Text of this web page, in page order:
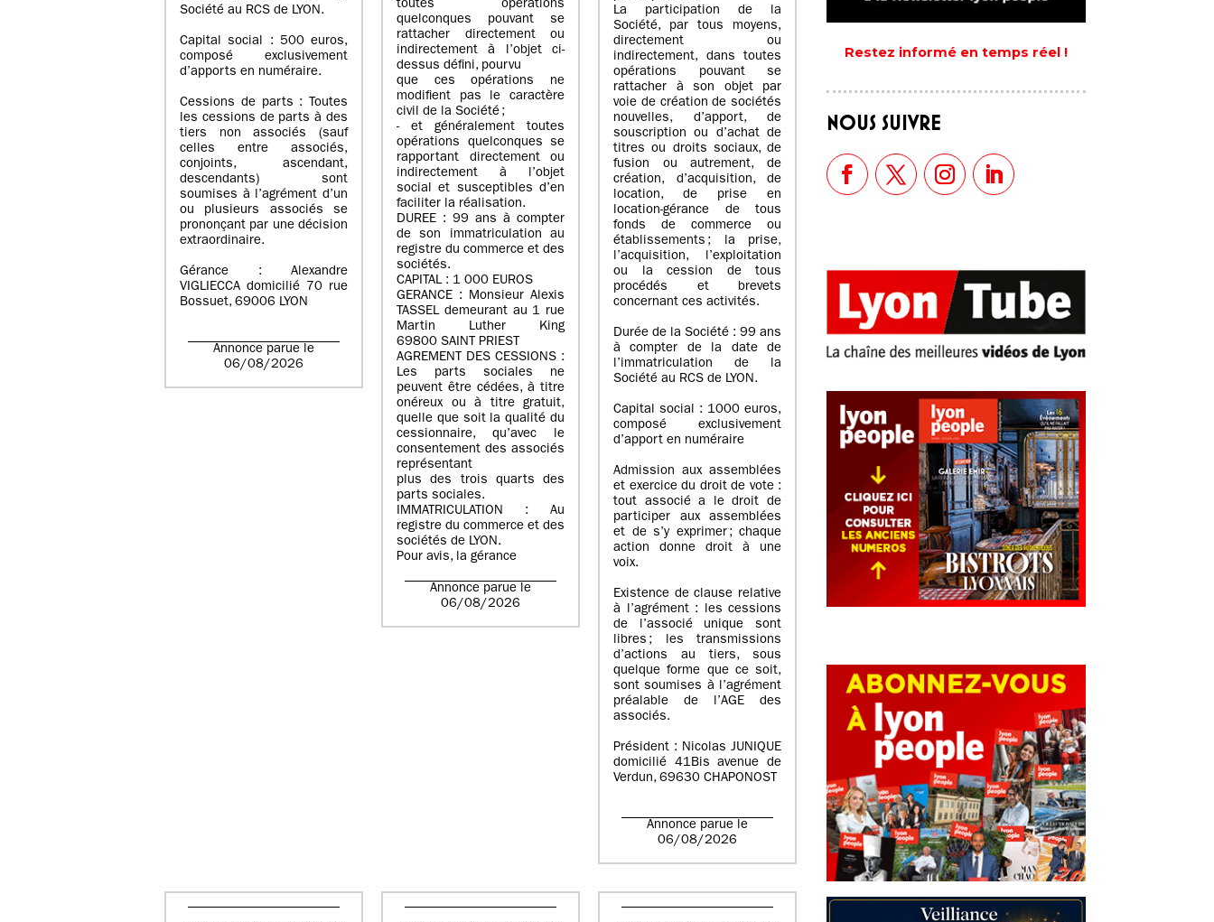
Société au RCS de LYON.
Capital social : 500 euros,
composé exclusivement
d’apports en numéraire.
Cessions de parts : Toutes
les cessions de parts à des
tiers non associés (sauf
celles entre associés,
conjoints, ascendant,
descendants) sont
soumises à l’agrément d’un
ou plusieurs associés se
prononçant par une décision
extraordinaire.
Gérance : Alexandre
VIGLIECCA domicilié 70 rue
Bossuet, 69006 LYON
Annonce parue le
06/08/2026
toutes opérations
quelconques pouvant se
rattacher directement ou
indirectement à l’objet ci-
dessus défini, pourvu
que ces opérations ne
modifient pas le caractère
civil de la Société ;
- et généralement toutes
opérations quelconques se
rapportant directement ou
indirectement à l’objet
social et susceptibles d’en
faciliter la réalisation.
DUREE : 99 ans à compter
de son immatriculation au
registre du commerce et des
sociétés.
CAPITAL : 1 000 EUROS
GERANCE : Monsieur Alexis
TASSEL demeurant au 1 rue
Martin Luther King
69800 SAINT PRIEST
AGREMENT DES CESSIONS :
Les parts sociales ne
peuvent être cédées, à titre
onéreux ou à titre gratuit,
quelle que soit la qualité du
cessionnaire, qu’avec le
consentement des associés
représentant
plus des trois quarts des
parts sociales.
IMMATRICULATION : Au
registre du commerce et des
sociétés de LYON.
Pour avis, la gérance
Annonce parue le
06/08/2026
La participation de la
Société, par tous moyens,
directement ou
indirectement, dans toutes
opérations pouvant se
rattacher à son objet par
voie de création de sociétés
nouvelles, d’apport, de
souscription ou d’achat de
titres ou droits sociaux, de
fusion ou autrement, de
création, d’acquisition, de
location, de prise en
location-gérance de tous
fonds de commerce ou
établissements ; la prise,
l’acquisition, l’exploitation
ou la cession de tous
procédés et brevets
concernant ces activités.
Durée de la Société : 99 ans
à compter de la date de
l’immatriculation de la
Société au RCS de LYON.
Capital social : 1000 euros,
composé exclusivement
d’apport en numéraire
Admission aux assemblées
et exercice du droit de vote :
tout associé a le droit de
participer aux assemblées
et de s’y exprimer ; chaque
action donne droit à une
voix.
Existence de clause relative
à l’agrément : les cessions
de l’associé unique sont
libres ; les transmissions
d’actions au tiers, sous
quelque forme que ce soit,
sont soumises à l’agrément
préalable de l’AGE des
associés.
Président : Nicolas JUNIQUE
domicilié 41Bis avenue de
Verdun, 69630 CHAPONOST
Annonce parue le
06/08/2026
Restez informé en temps réel !
NOUS SUIVRE